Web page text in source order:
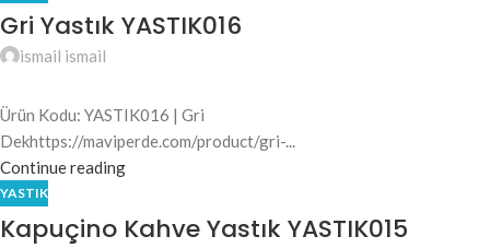
Gri Yastık YASTIK016
ismail ismail
Ürün Kodu: YASTIK016 | Gri
Dekhttps://maviperde.com/product/gri-...
Continue reading
YASTIK
Kapuçino Kahve Yastık YASTIK015